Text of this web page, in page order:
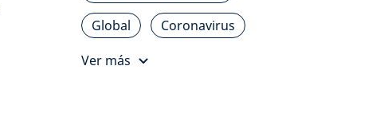
Global
Coronavirus
Ver más